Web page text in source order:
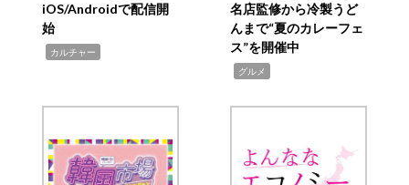
iOS/Androidで配信開
始
カルチャー
名店監修から冷製うど
んまで“夏のカレーフェ
ス”を開催中
グルメ